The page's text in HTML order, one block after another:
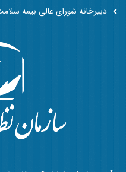
دبیرخانه شورای عالی بیمه